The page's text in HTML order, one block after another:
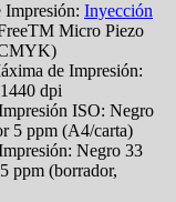
Impresión: Inyección
Micro Piezo
de Impresión:
dpi
ISO: Negro
5 ppm (A4/carta)
Negro 33
ppm (borrador,